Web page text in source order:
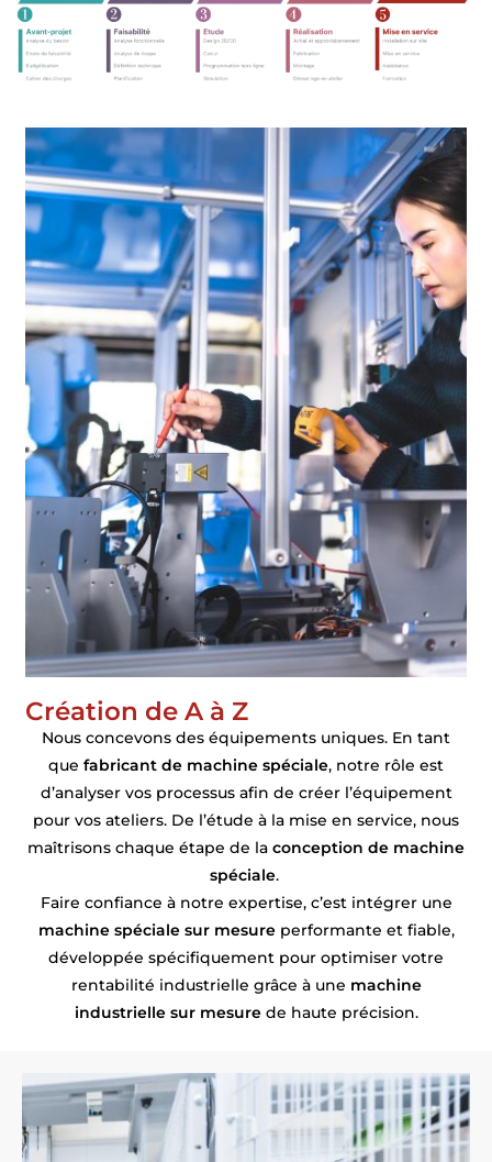
Création de A à Z
Nous concevons des équipements uniques. En tant
que fabricant de machine spéciale, notre rôle est
d’analyser vos processus afin de créer l’équipement
pour vos ateliers. De l’étude à la mise en service, nous
maîtrisons chaque étape de la conception de machine
spéciale.
Faire confiance à notre expertise, c’est intégrer une
machine spéciale sur mesureperformante et fiable,
développée spécifiquement pour optimiser votre
rentabilité industrielle grâce à une machine
industrielle sur mesurede haute précision.